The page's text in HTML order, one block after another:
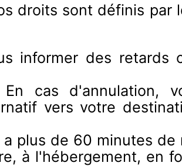
droits sont définis par
informer des retards
cas d'annulation,
vers votre
plus de 60 minutes de
à l'hébergement, en